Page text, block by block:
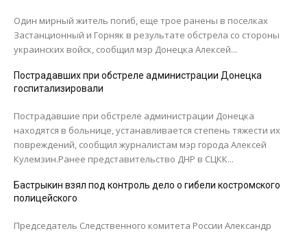
Один мирный житель погиб, еще трое ранены в поселках
Застанционный и Горняк в результате обстрела со стороны
украинских войск, сообщил мэр Донецка Алексей...
Пострадавших при обстреле администрации Донецка
госпитализировали
Пострадавшие при обстреле администрации Донецка
находятся в больнице, устанавливается степень тяжести их
повреждений, сообщил журналистам мэр города Алексей
Кулемзин.Ранее представительство ДНР в СЦКК...
Бастрыкин взял под контроль дело о гибели костромского
полицейского
Председатель Следственного комитета России Александр